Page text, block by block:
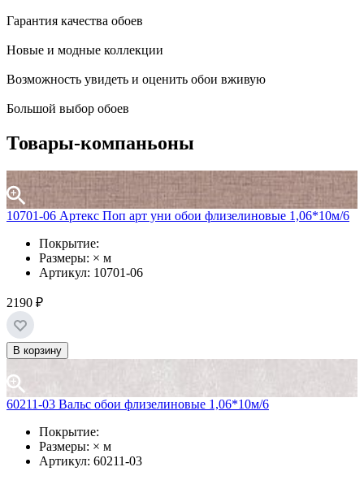
Гарантия качества обоев
Новые и модные коллекции
Возможность увидеть и оценить обои вживую
Большой выбор обоев
Товары-компаньоны
10701-06 Артекс Поп арт уни обои флизелиновые 1,06*10м/6
Покрытие:
Размеры: × м
Артикул: 10701-06
2190 ₽
В корзину
60211-03 Вальс обои флизелиновые 1,06*10м/6
Покрытие:
Размеры: × м
Артикул: 60211-03